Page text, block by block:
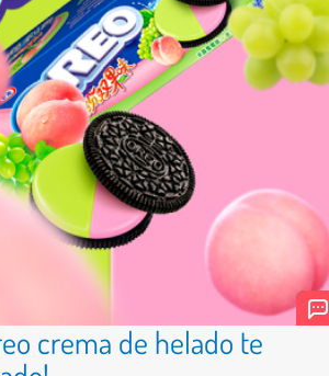
crema de helado te